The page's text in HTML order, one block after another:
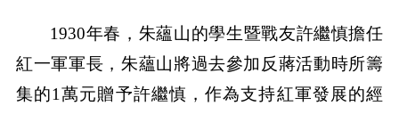
1930年春，朱蘊山的學生暨戰友許繼慎擔任
紅一軍軍長，朱蘊山將過去參加反蔣活動時所籌
集的1萬元贈予許繼慎，作為支持紅軍發展的經